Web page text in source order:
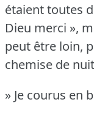
étaient toutes
Dieu merci »,
peut être loin,
chemise de
» Je courus en